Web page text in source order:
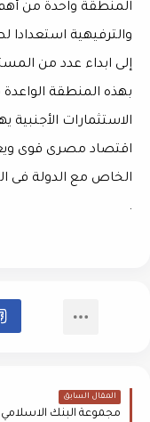
المنطقة واحدة من
والترفيهية
إلى ابداء عدد من
بهذه المنطقة
الاستثمارات
اقتصاد مصرى قوى
الخاص مع الدولة فى
.
المقال السابق